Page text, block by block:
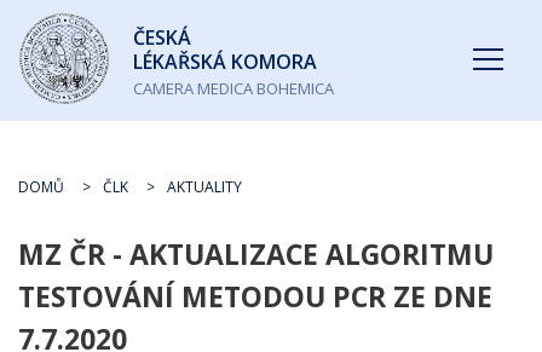
Česká
lékařská
komora
ČESKÁ
LÉKAŘSKÁ KOMORA
CAMERA MEDICA BOHEMICA
DOMŮ ČLK AKTUALITY
MZ ČR - AKTUALIZACE ALGORITMU
TESTOVÁNÍ METODOU PCR ZE DNE
7.7.2020